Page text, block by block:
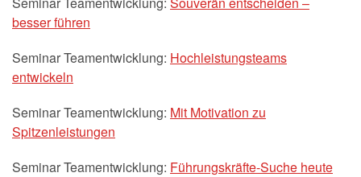
besser führen
Seminar Teamentwicklung: Hochleistungsteams
entwickeln
Seminar Teamentwicklung: Mit Motivation zu
Spitzenleistungen
Seminar Teamentwicklung: Führungskräfte-Suche heute